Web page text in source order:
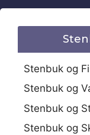
Stenbuk og
Stenbuk og
Stenbuk og
Stenbuk og